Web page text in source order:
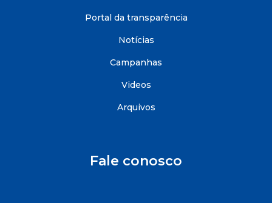
Portal da transparência
Notícias
Campanhas
Videos
Arquivos
Fale conosco